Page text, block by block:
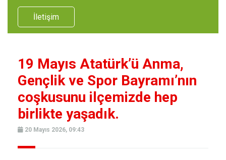
İletişim
19 Mayıs Atatürk’ü Anma,
Gençlik ve Spor Bayramı’nın
coşkusunu ilçemizde hep
birlikte yaşadık.
20 Mayıs 2026, 09:43